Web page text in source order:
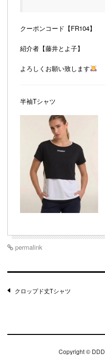
クーポンコード【FR104】
紹介者【藤井とよ子】
よろしくお願い致します
半袖Tシャツ
permalink
Post
クロップド丈Tシャツ
Copyright © DDD